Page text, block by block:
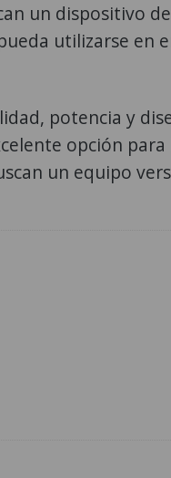
un dispositivo
utilizarse en
potencia y
opción para
un equipo